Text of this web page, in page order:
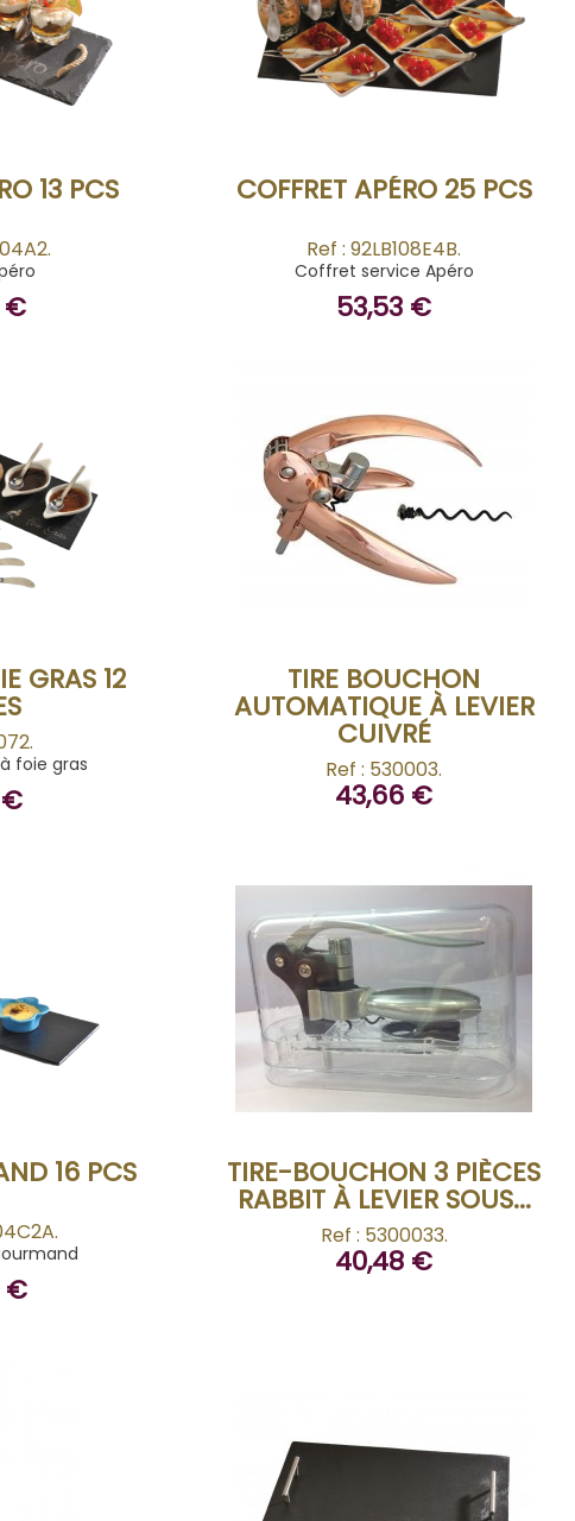
13 PCS
€
BUY
COFFRET APÉRO 25 PCS
Ref : 92LB108E4B.
Coffret service Apéro
53,53 €
GRAS 12
foie gras
€
BUY
TIRE BOUCHON
AUTOMATIQUE À LEVIER
CUIVRÉ
Ref : 530003.
43,66 €
16 PCS
€
BUY
TIRE-BOUCHON 3 PIÈCES
RABBIT À LEVIER SOUS...
Ref : 5300033.
40,48 €